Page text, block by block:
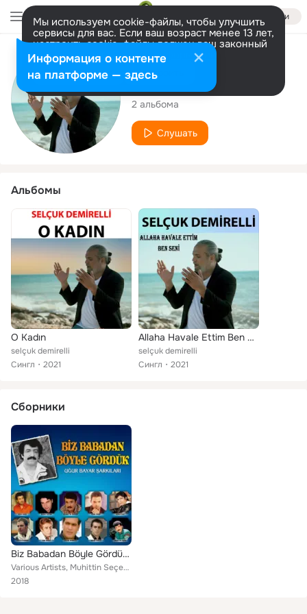
Войти
Мы используем cookie-файлы, чтобы улучшить
сервисы для вас. Если ваш возраст менее 13 лет,
настроить cookie-файлы должен ваш законный
представитель. Больше информации
Разрешить все Настроить
Исполнитель
selçuk demirelli
2 альбома
Слушать
Альбомы
O Kadın
selçuk demirelli
Сингл
2021
Allaha Havale Ettim Ben Seni
selçuk demirelli
Сингл
2021
Сборники
Biz Babadan Böyle Gördük (Uğur Bayar Şarkıları)
Various Artists, Muhittin Seçen, Selahattin Özdemir, Uğur Bayar, Hakan Taşıyan, Sinan Zorbey, Müslüm Gürses, Güçlü Soydemir, Orh...
2018
Информация о контенте
на платформе — здесь